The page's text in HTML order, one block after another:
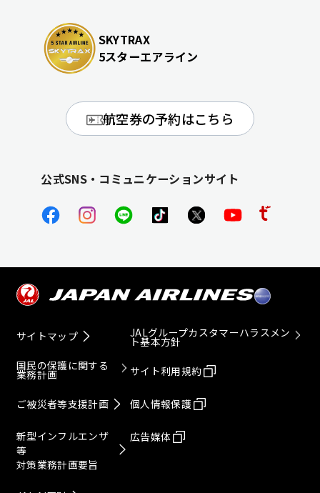
SKYTRAX
5スターエアライン
航空券の予約はこちら
公式SNS・コミュニケーションサイト
サイトマップ
国民の保護に関する
業務計画
ご被災者等支援計画
新型インフルエンザ
等
対策業務計画要旨
JALグループカスタマーハラスメン
ト基本方針
サイト利用規約
個人情報保護
広告媒体